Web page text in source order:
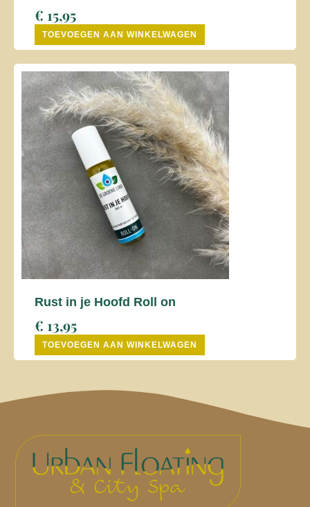
€ 15,95
TOEVOEGEN AAN WINKELWAGEN
Rust in je Hoofd Roll on
€ 13,95
TOEVOEGEN AAN WINKELWAGEN